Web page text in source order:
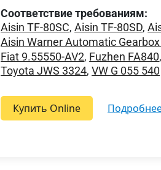
Соответствие требованиям:
Aisin TF-80SC,Aisin TF-80SD,
Aisin Warner Automatic
Fiat 9.55550-AV2, Fuzhen FA840,
Toyota JWS 3324,VW G 055 540
Купить Online